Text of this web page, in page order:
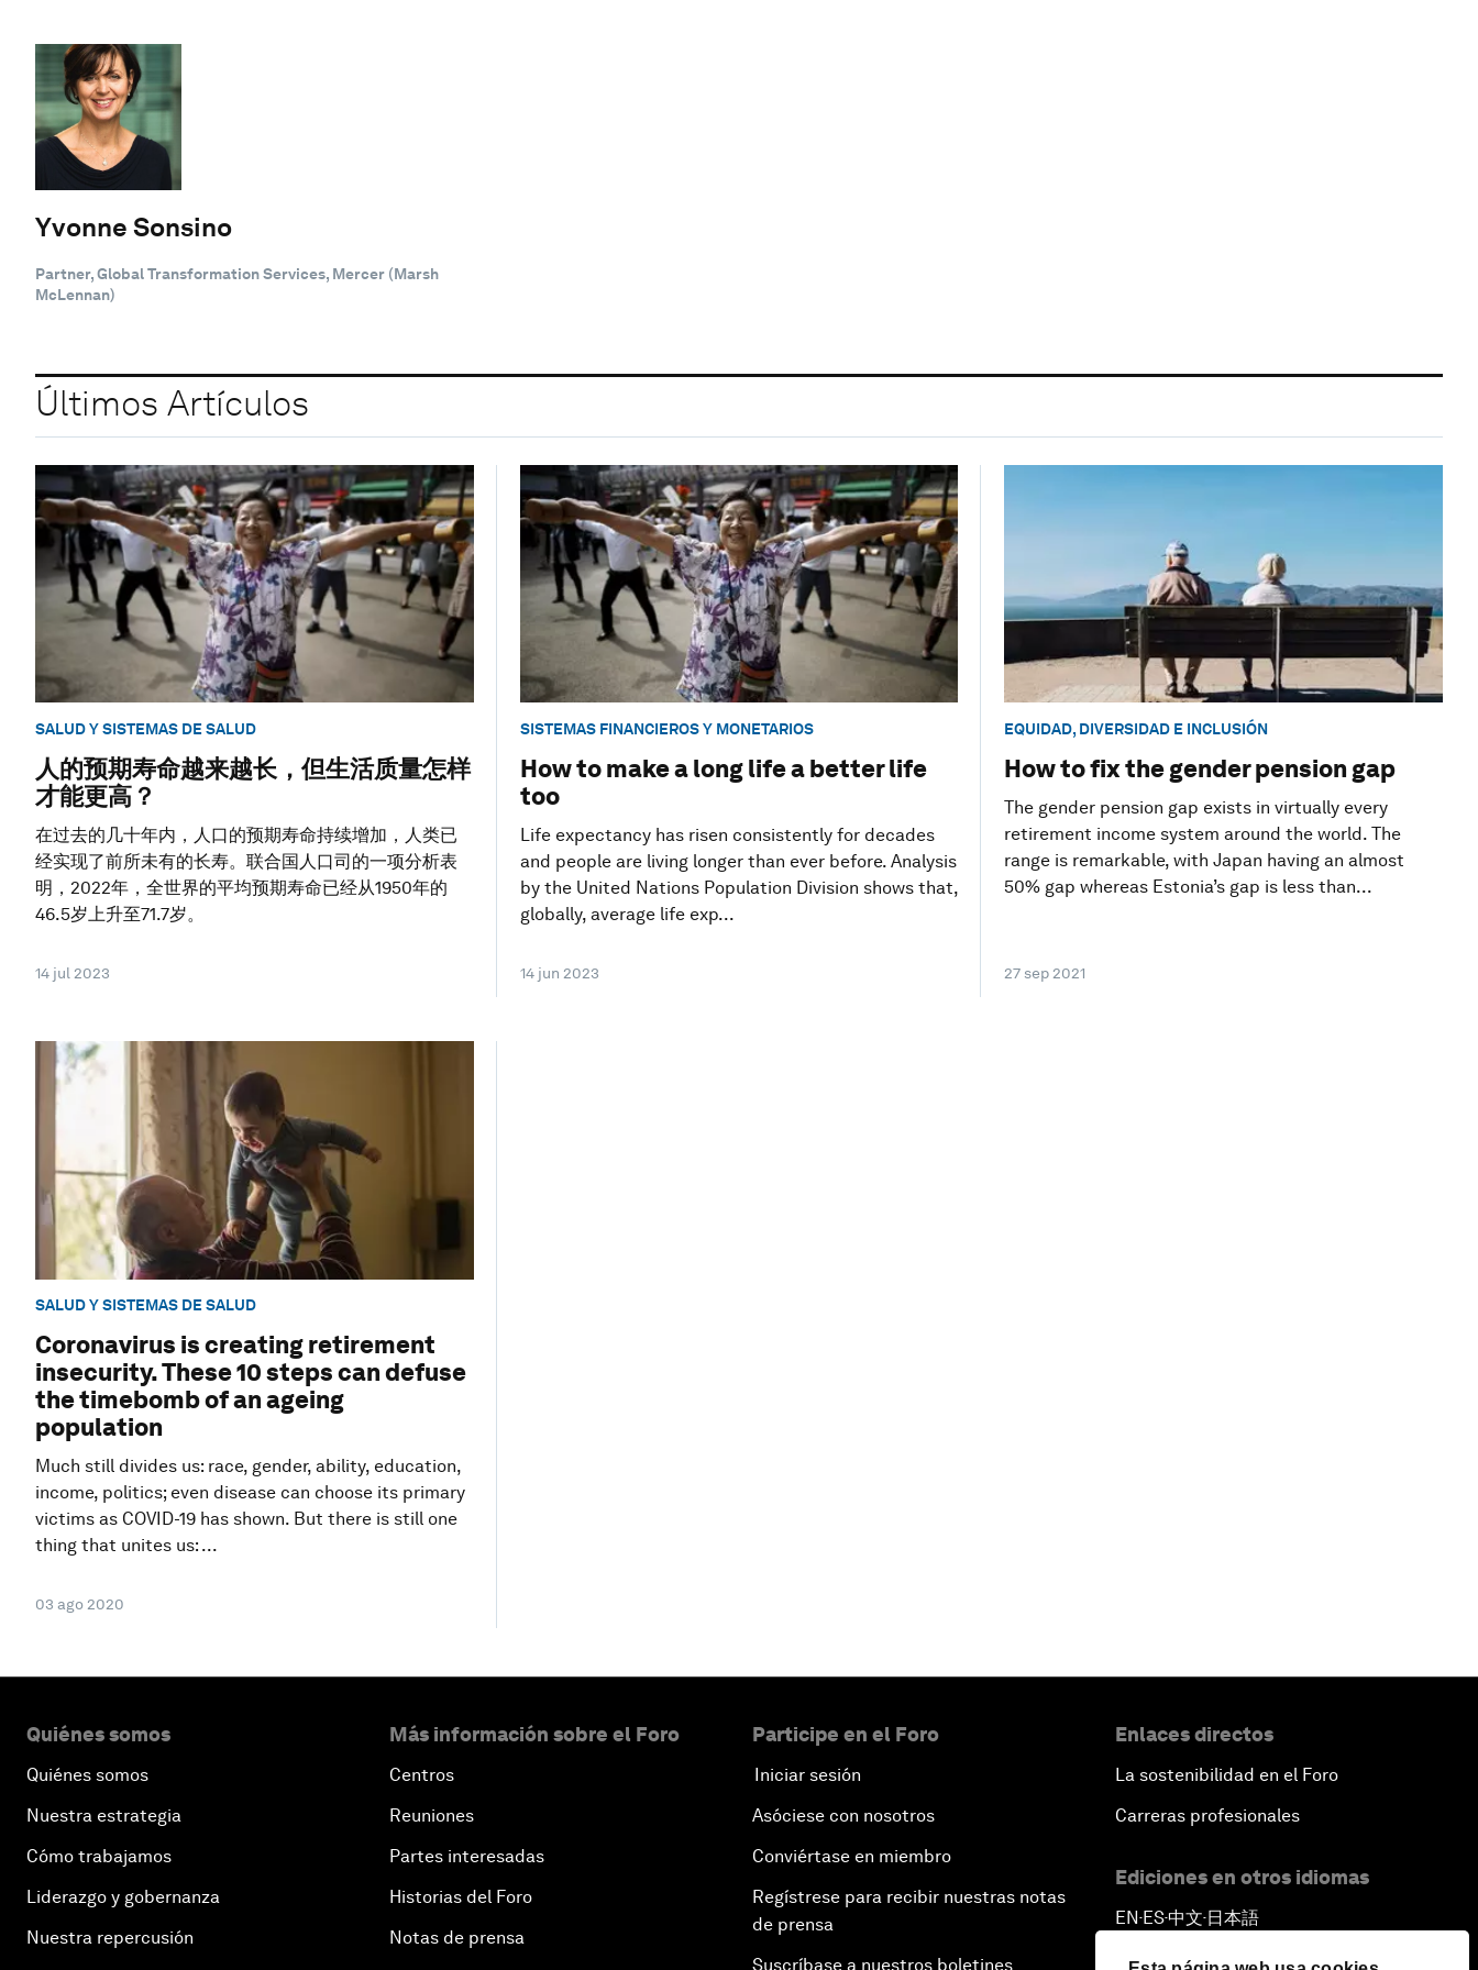
Yvonne Sonsino
Partner, Global Transformation Services, Mercer (Marsh
McLennan)
Últimos Artículos
SALUD Y SISTEMAS DE SALUD
人的预期寿命越来越长，但生活质量怎样
才能更高？
在过去的几十年内，人口的预期寿命持续增加，人类已
经实现了前所未有的长寿。联合国人口司的一项分析表
明，2022年，全世界的平均预期寿命已经从1950年的
46.5岁上升至71.7岁。
14 jul 2023
SISTEMAS FINANCIEROS Y MONETARIOS
How to make a long life a better life
too
Life expectancy has risen consistently for decades
and people are living longer than ever before. Analysis
by the United Nations Population Division shows that,
globally, average life exp...
14 jun 2023
EQUIDAD, DIVERSIDAD E INCLUSIÓN
How to fix the gender pension gap
The gender pension gap exists in virtually every
retirement income system around the world. The
range is remarkable, with Japan having an almost
50% gap whereas Estonia’s gap is less than...
27 sep 2021
SALUD Y SISTEMAS DE SALUD
Coronavirus is creating retirement
insecurity. These 10 steps can defuse
the timebomb of an ageing
population
Much still divides us: race, gender, ability, education,
income, politics; even disease can choose its primary
victims as COVID-19 has shown. But there is still one
thing that unites us: ...
03 ago 2020
Quiénes somos
Quiénes somos
Nuestra estrategia
Cómo trabajamos
Liderazgo y gobernanza
Nuestra repercusión
Más información sobre el Foro
Centros
Reuniones
Partes interesadas
Historias del Foro
Notas de prensa
Participe en el Foro
Iniciar sesión
Asóciese con nosotros
Conviértase en miembro
Regístrese para recibir nuestras notas
de prensa
Suscríbase a nuestros boletines
Enlaces directos
La sostenibilidad en el Foro
Carreras profesionales
Ediciones en otros idiomas
EN ▪ ES▪中文▪ 日本語